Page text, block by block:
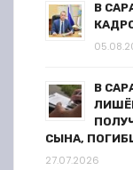
В
В
СЫНА,
27.07.2026